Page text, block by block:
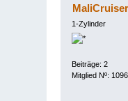
MaliCruiser
1-Zylinder
Beiträge: 2
Mitglied Nº: 1096